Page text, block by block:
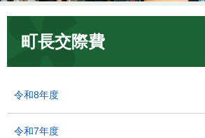
町長交際費
令和8年度
令和7年度